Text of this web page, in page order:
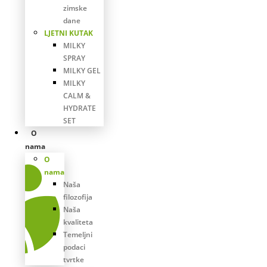
zimske
dane
LJETNI KUTAK
MILKY
SPRAY
MILKY GEL
MILKY
CALM &
HYDRATE
SET
O
nama
O
nama
Naša
filozofija
Naša
kvaliteta
Temeljni
podaci
tvrtke